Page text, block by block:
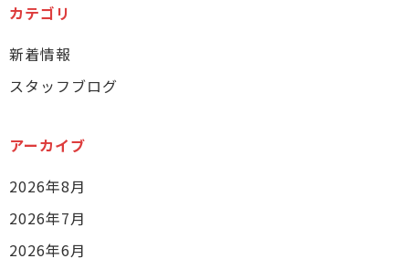
カテゴリ
新着情報
スタッフブログ
アーカイブ
2026年8月
2026年7月
2026年6月